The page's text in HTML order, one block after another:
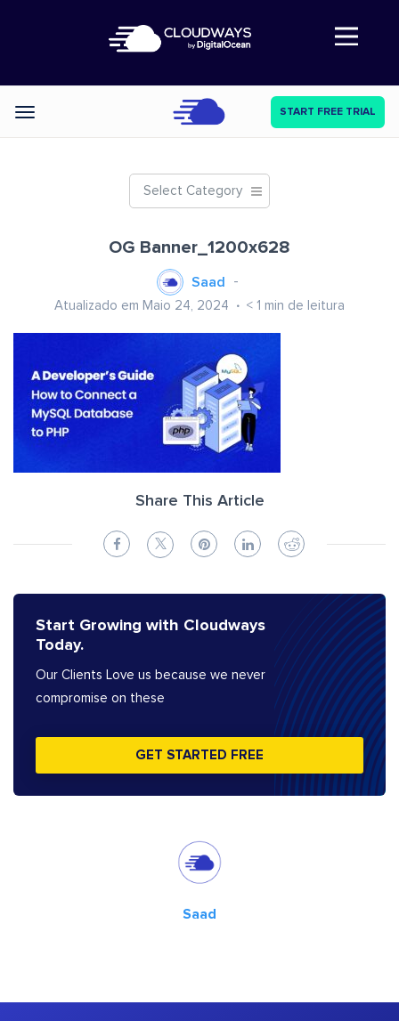
Abre a navegação
Categories START FREE TRIAL
Select Category
OG Banner_1200x628
Saad
Atualizado em Maio 24, 2024 < 1 min de leitura
Share This Article
Start Growing with Cloudways
Today.
Our Clients Love us because we never
compromise on these
GET STARTED FREE
Saad